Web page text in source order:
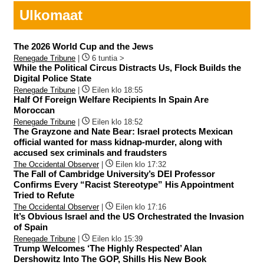
Ulkomaat
The 2026 World Cup and the Jews
Renegade Tribune 6 tuntia >
While the Political Circus Distracts Us, Flock Builds the
Digital Police State
Renegade Tribune Eilen klo 18:55
Half Of Foreign Welfare Recipients In Spain Are
Moroccan
Renegade Tribune Eilen klo 18:52
The Grayzone and Nate Bear: Israel protects Mexican
official wanted for mass kidnap-murder, along with
accused sex criminals and fraudsters
The Occidental Observer| Eilen klo 17:32
The Fall of Cambridge University’s DEI Professor
Confirms Every “Racist Stereotype” His Appointment
Tried to Refute
The Occidental Observer| Eilen klo 17:16
It’s Obvious Israel and the US Orchestrated the Invasion
of Spain
Renegade Tribune Eilen klo 15:39
Trump Welcomes ‘The Highly Respected’ Alan
Dershowitz Into The GOP, Shills His New Book